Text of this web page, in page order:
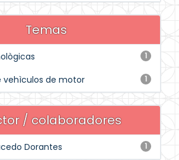
Temas
1
1
vehìculos de motor
/ colaboradores
1
Dorantes